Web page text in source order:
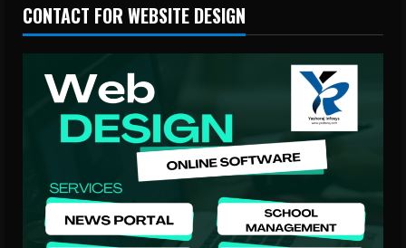
CONTACT FOR WEBSITE DESIGN